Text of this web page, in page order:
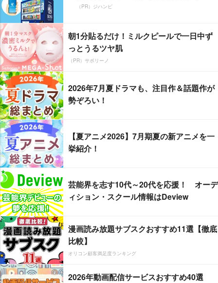
（PR）ジハンピ
朝1分貼るだけ！ミルクピールで一日中ず
っとうるツヤ肌
（PR）サボリーノ
2026年7月夏ドラマも、注目作＆話題作が
勢ぞろい！
【夏アニメ2026】7月期夏の新アニメを一
挙紹介！
芸能界を志す10代～20代を応援！ オーデ
ィション・スクール情報はDeview
漫画読み放題サブスクおすすめ11選【徹底
比較】
オリコン顧客満足度ランキング
2026年動画配信サービスおすすめ40選